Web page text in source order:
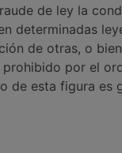
de ley la
determinadas
de otras, o
por el
de esta figura es